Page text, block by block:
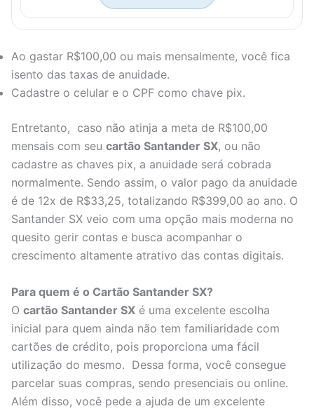
Ao gastar R$100,00 ou mais mensalmente, você fica
isento das taxas de anuidade.
Cadastre o celular e o CPF como chave pix.
Entretanto, caso não atinja a meta de R$100,00
mensais com seu cartão Santander SX, ou não
cadastre as chaves pix, a anuidade será cobrada
normalmente. Sendo assim, o valor pago da anuidade
é de 12x de R$33,25, totalizando R$399,00 ao ano. O
Santander SX veio com uma opção mais moderna no
quesito gerir contas e busca acompanhar o
crescimento altamente atrativo das contas digitais.
Para quem é o Cartão Santander SX?
O cartão Santander SX é uma excelente escolha
inicial para quem ainda não tem familiaridade com
cartões de crédito, pois proporciona uma fácil
utilização do mesmo. Dessa forma, você consegue
parcelar suas compras, sendo presenciais ou online.
Além disso, você pede a ajuda de um excelente